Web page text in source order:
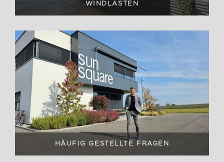
WINDLASTEN
HÄUFIG GESTELLTE FRAGEN